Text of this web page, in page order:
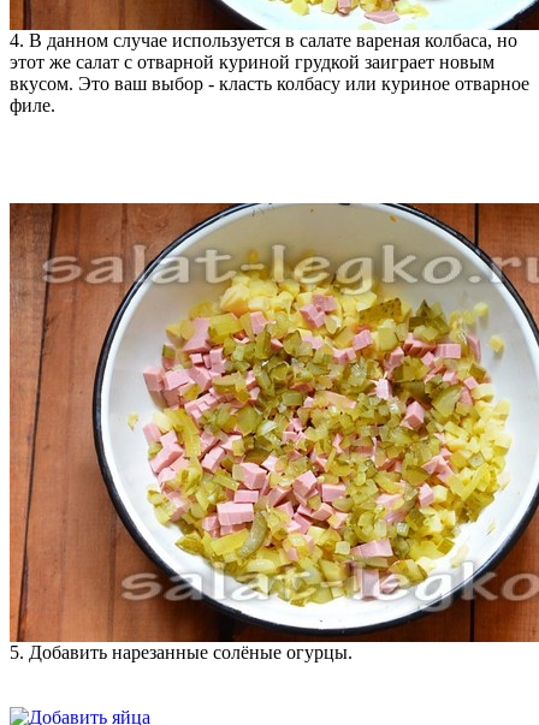
4. В данном случае используется в салате вареная колбаса, но
этот же салат с отварной куриной грудкой заиграет новым
вкусом. Это ваш выбор - класть колбасу или куриное отварное
филе.
5. Добавить нарезанные солёные огурцы.